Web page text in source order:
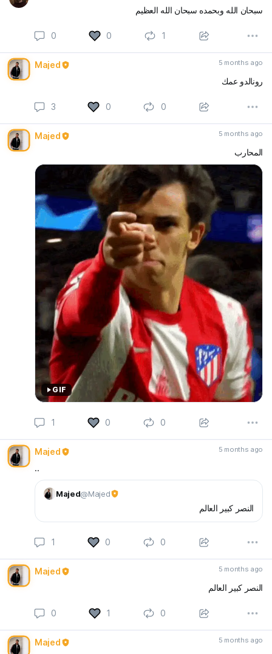
سبحان الله وبحمده سبحان الله العظيم
0 0 1
Majed 5 months ago
رونالدو عمك
3 0 0
Majed 5 months ago
المحارب
GIF
1 0 0
Majed 5 months ago
..
Majed@Majed
النصر كبير العالم
1 0 0
Majed 5 months ago
النصر كبير العالم
0 1 0
Majed 5 months ago